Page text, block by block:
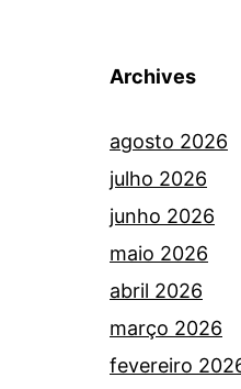
Archives
agosto 2026
julho 2026
junho 2026
maio 2026
abril 2026
março 2026
fevereiro